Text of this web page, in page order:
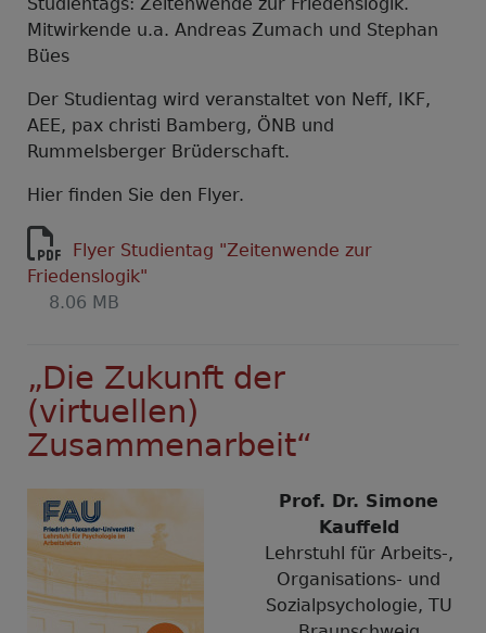
Mitwirkende u.a. Andreas Zumach und Stephan
Bües
Der Studientag wird veranstaltet von Neff, IKF,
AEE, pax christi Bamberg, ÖNB und
Rummelsberger Brüderschaft.
Hier finden Sie den Flyer.
Flyer Studientag "Zeitenwende zur
Friedenslogik"
8.06 MB
„Die Zukunft der
(virtuellen)
Zusammenarbeit“
Prof. Dr. Simone
Kauffeld
Lehrstuhl für Arbeits-,
Organisations- und
Sozialpsychologie, TU